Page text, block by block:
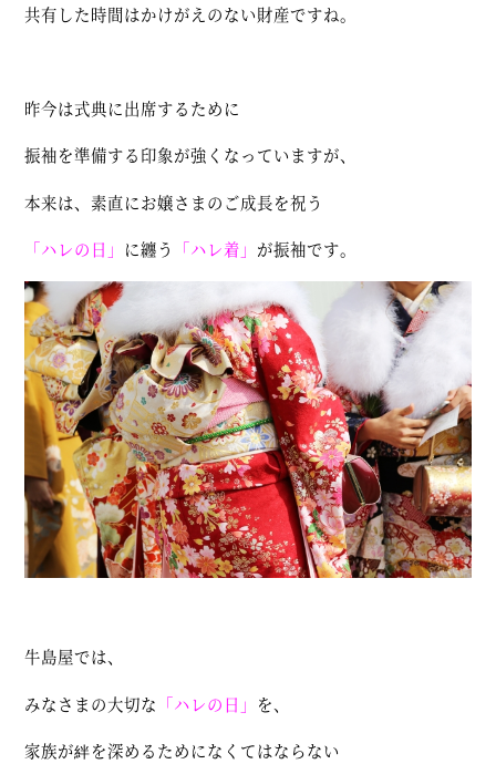
共有した時間はかけがえのない財産ですね。
昨今は式典に出席するために
振袖を準備する印象が強くなっていますが、
本来は、素直にお嬢さまのご成長を祝う
「ハレの日」 に纏う 「ハレ着」 が振袖です。
牛島屋では、
みなさまの大切な 「ハレの日」 を、
家族が絆を深めるためになくてはならない